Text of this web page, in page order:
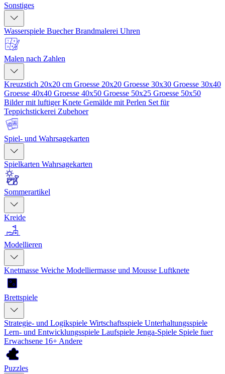
Sonstiges
Wasserspiele BuecherBrandmalerei Uhren
Malen nach Zahlen
Kreuzstich 20x20 cm Groesse 20x20 Groesse 30x30 Groesse 30x40
Groesse 40x40 Groesse 40x50 Groesse 50x25 Groesse 50x50
Bilder mit luftiger Knete Gemälde mit Perlen Set für
Teppichstickerei Zubehoer
Spiel- und Wahrsagekarten
Spielkarten Wahrsagekarten
Sommerartikel
Kreide
Modellieren
Knetmasse Weiche Modelliermasse und Mousse Luftknete
Brettspiele
Strategie- und Logikspiele Wirtschaftsspiele Unterhaltungsspiele
Lern- und Entwicklungsspiele Laufspiele Jenga-Spiele Spiele fuer
Erwachsene 16+ Andere
Puzzles